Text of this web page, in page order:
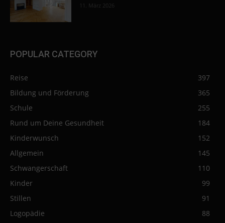
11. März 2026
POPULAR CATEGORY
Reise
397
Bildung und Förderung
365
Schule
255
Rund um Deine Gesundheit
184
Kinderwunsch
152
Allgemein
145
Schwangerschaft
110
Kinder
99
Stillen
91
Logopädie
88